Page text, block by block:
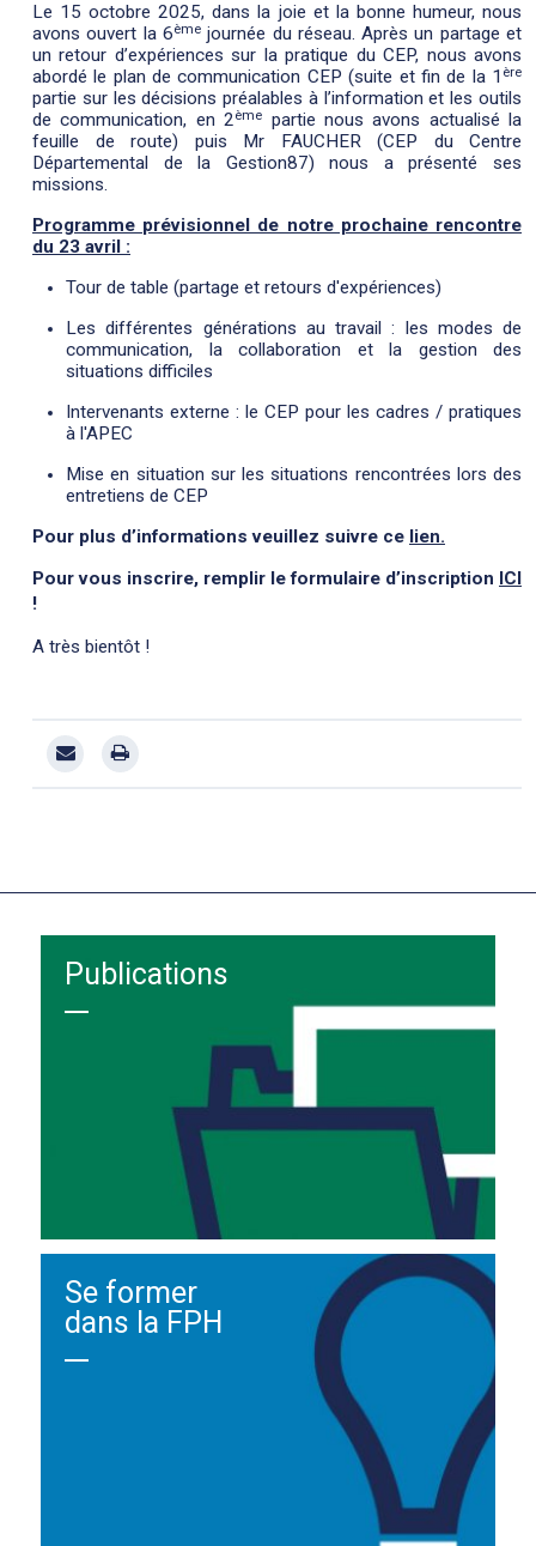
Le 15 octobre 2025, dans la joie et la bonne humeur, nous
avons ouvert la 6èmejournée du réseau. Après un partage et
un retour d’expériences sur la pratique du CEP, nous avons
abordé le plan de communication CEP (suite et fin de la 1 ère
partie sur les décisions préalables à l’information et les outils
de communication, en 2ème partie nous avons actualisé la
feuille de route) puis Mr FAUCHER (CEP du Centre
Départemental de la Gestion87) nous a présenté ses
missions.
Programme prévisionnel de notre prochaine rencontre
du 23 avril :
Tour de table (partage et retours d'expériences)
Les différentes générations au travail : les modes de
communication, la collaboration et la gestion des
situations difficiles
Intervenants externe : le CEP pour les cadres / pratiques
à l'APEC
Mise en situation sur les situations rencontrées lors des
entretiens de CEP
Pour plus d’informations veuillez suivre ce lien.
Pour vous inscrire, remplir le formulaire d’inscription ICI
!
A très bientôt !
Publications
Se former
dans la FPH